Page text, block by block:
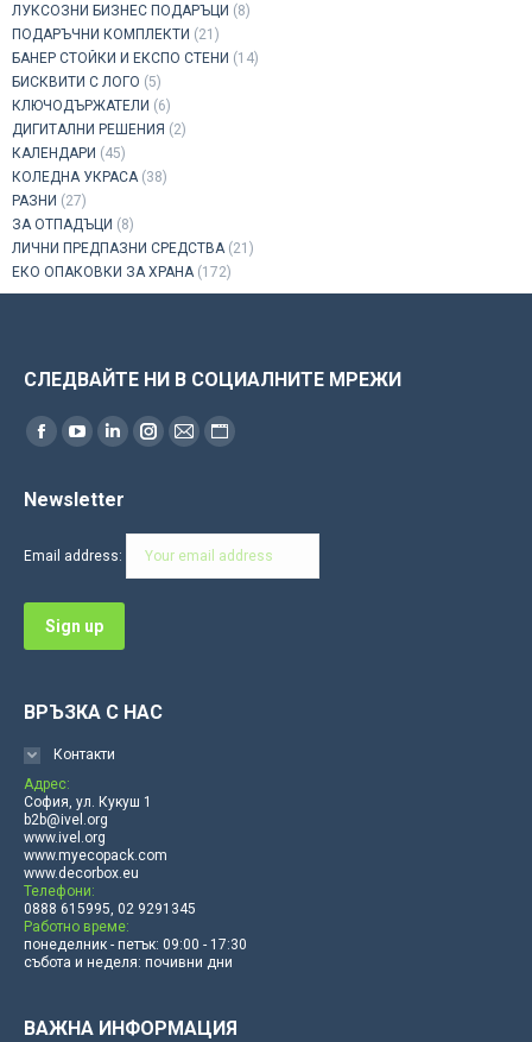
ЛУКСОЗНИ БИЗНЕС ПОДАРЪЦИ (8)
ПОДАРЪЧНИ КОМПЛЕКТИ (21)
БАНЕР СТОЙКИ И ЕКСПО СТЕНИ (14)
БИСКВИТИ С ЛОГО (5)
КЛЮЧОДЪРЖАТЕЛИ (6)
ДИГИТАЛНИ РЕШЕНИЯ (2)
КАЛЕНДАРИ (45)
КОЛЕДНА УКРАСА (38)
РАЗНИ (27)
ЗА ОТПАДЪЦИ (8)
ЛИЧНИ ПРЕДПАЗНИ СРЕДСТВА (21)
ЕКО ОПАКОВКИ ЗА ХРАНА (172)
СЛЕДВАЙТЕ НИ В СОЦИАЛНИТЕ МРЕЖИ
Find us on:
Facebook
opens
window
YouTube
opens
window
Linkedin
opens
window
Instagram
in
Mail
in
Website
in
Newsletter
Email address:
ВРЪЗКА С НАС
Контакти
Адрес:
София, ул. Кукуш 1
b2b@ivel.org
www.ivel.org
www.myecopack.com
www.decorbox.eu
Телефони:
0888 615995, 02 9291345
Работно време:
понеделник - петък: 09:00 - 17:30
събота и неделя: почивни дни
ВАЖНА ИНФОРМАЦИЯ